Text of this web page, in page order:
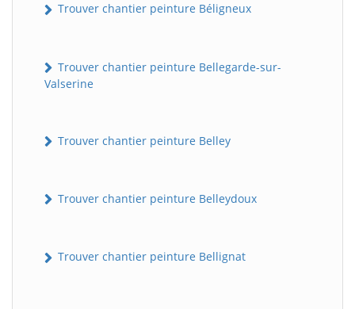
Trouver chantier peinture Béligneux
Trouver chantier peinture Bellegarde-sur-
Valserine
Trouver chantier peinture Belley
Trouver chantier peinture Belleydoux
Trouver chantier peinture Bellignat